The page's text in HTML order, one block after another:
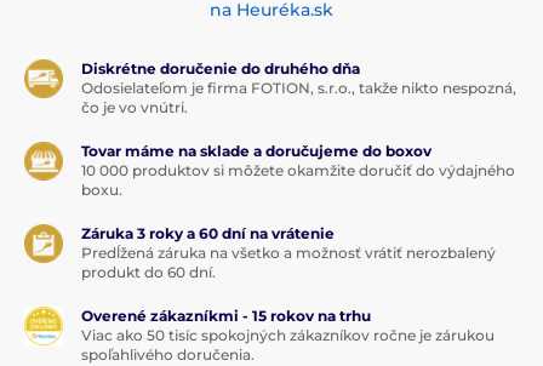
na Heuréka.sk
Diskrétne doručenie do druhého dňa
Odosielateľom je firma FOTION, s.r.o., takže nikto nespozná,
čo je vo vnútri.
Tovar máme na sklade a doručujeme do boxov
10 000 produktov si môžete okamžite doručiť do výdajného
boxu.
Záruka 3 roky a 60 dní na vrátenie
Predĺžená záruka na všetko a možnosť vrátiť nerozbalený
produkt do 60 dní.
Overené zákazníkmi - 15 rokov na trhu
Viac ako 50 tisíc spokojných zákazníkov ročne je zárukou
spoľahlivého doručenia.